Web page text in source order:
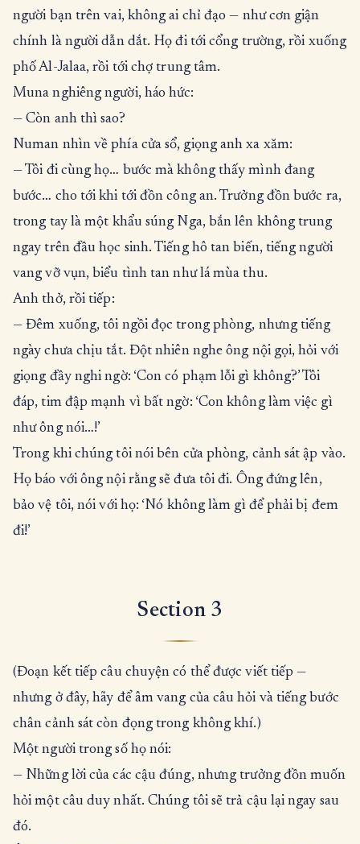
người bạn trên vai, không ai chỉ đạo — như cơn giận
chính là người dẫn dắt. Họ đi tới cổng trường, rồi xuống
phố Al-Jalaa, rồi tới chợ trung tâm.
Muna nghiêng người, háo hức:
— Còn anh thì sao?
Numan nhìn về phía cửa sổ, giọng anh xa xăm:
— Tôi đi cùng họ… bước mà không thấy mình đang
bước… cho tới khi tới đồn công an. Trưởng đồn bước ra,
trong tay là một khẩu súng Nga, bắn lên không trung
ngay trên đầu học sinh. Tiếng hô tan biến, tiếng người
vang vỡ vụn, biểu tình tan như lá mùa thu.
Anh thở, rồi tiếp:
— Đêm xuống, tôi ngồi đọc trong phòng, nhưng tiếng
ngày chưa chịu tắt. Đột nhiên nghe ông nội gọi, hỏi với
giọng đầy nghi ngờ: ‘Con có phạm lỗi gì không?’ Tôi
đáp, tim đập mạnh vì bất ngờ: ‘Con không làm việc gì
như ông nói…!’
Trong khi chúng tôi nói bên cửa phòng, cảnh sát ập vào.
Họ báo với ông nội rằng sẽ đưa tôi đi. Ông đứng lên,
bảo vệ tôi, nói với họ: ‘Nó không làm gì để phải bị đem
đi!’
Section 3
(Đoạn kết tiếp câu chuyện có thể được viết tiếp —
nhưng ở đây, hãy để âm vang của câu hỏi và tiếng bước
chân cảnh sát còn đọng trong không khí.)
Một người trong số họ nói:
— Những lời của các cậu đúng, nhưng trưởng đồn muốn
hỏi một câu duy nhất. Chúng tôi sẽ trả cậu lại ngay sau
đó.